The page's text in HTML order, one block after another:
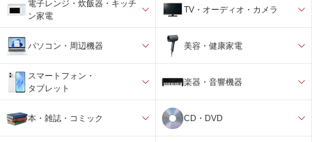
電子レンジ・炊飯器・キッチ
ン家電
TV・オーディオ・カメラ
パソコン・周辺機器 美容・健康家電
スマートフォン・
タブレット
楽器・音響機器
本・雑誌・コミック CD・DVD